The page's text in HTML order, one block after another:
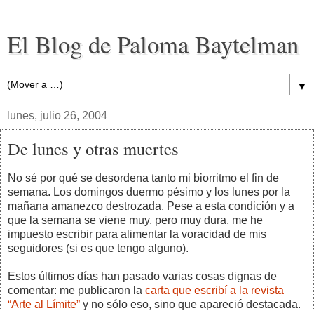
El Blog de Paloma Baytelman
▼
lunes, julio 26, 2004
De lunes y otras muertes
No sé por qué se desordena tanto mi biorritmo el fin de
semana. Los domingos duermo pésimo y los lunes por la
mañana amanezco destrozada. Pese a esta condición y a
que la semana se viene muy, pero muy dura, me he
impuesto escribir para alimentar la voracidad de mis
seguidores (si es que tengo alguno).
Estos últimos días han pasado varias cosas dignas de
comentar: me publicaron la carta que escribí a la revista
“Arte al Límite” y no sólo eso, sino que apareció destacada.